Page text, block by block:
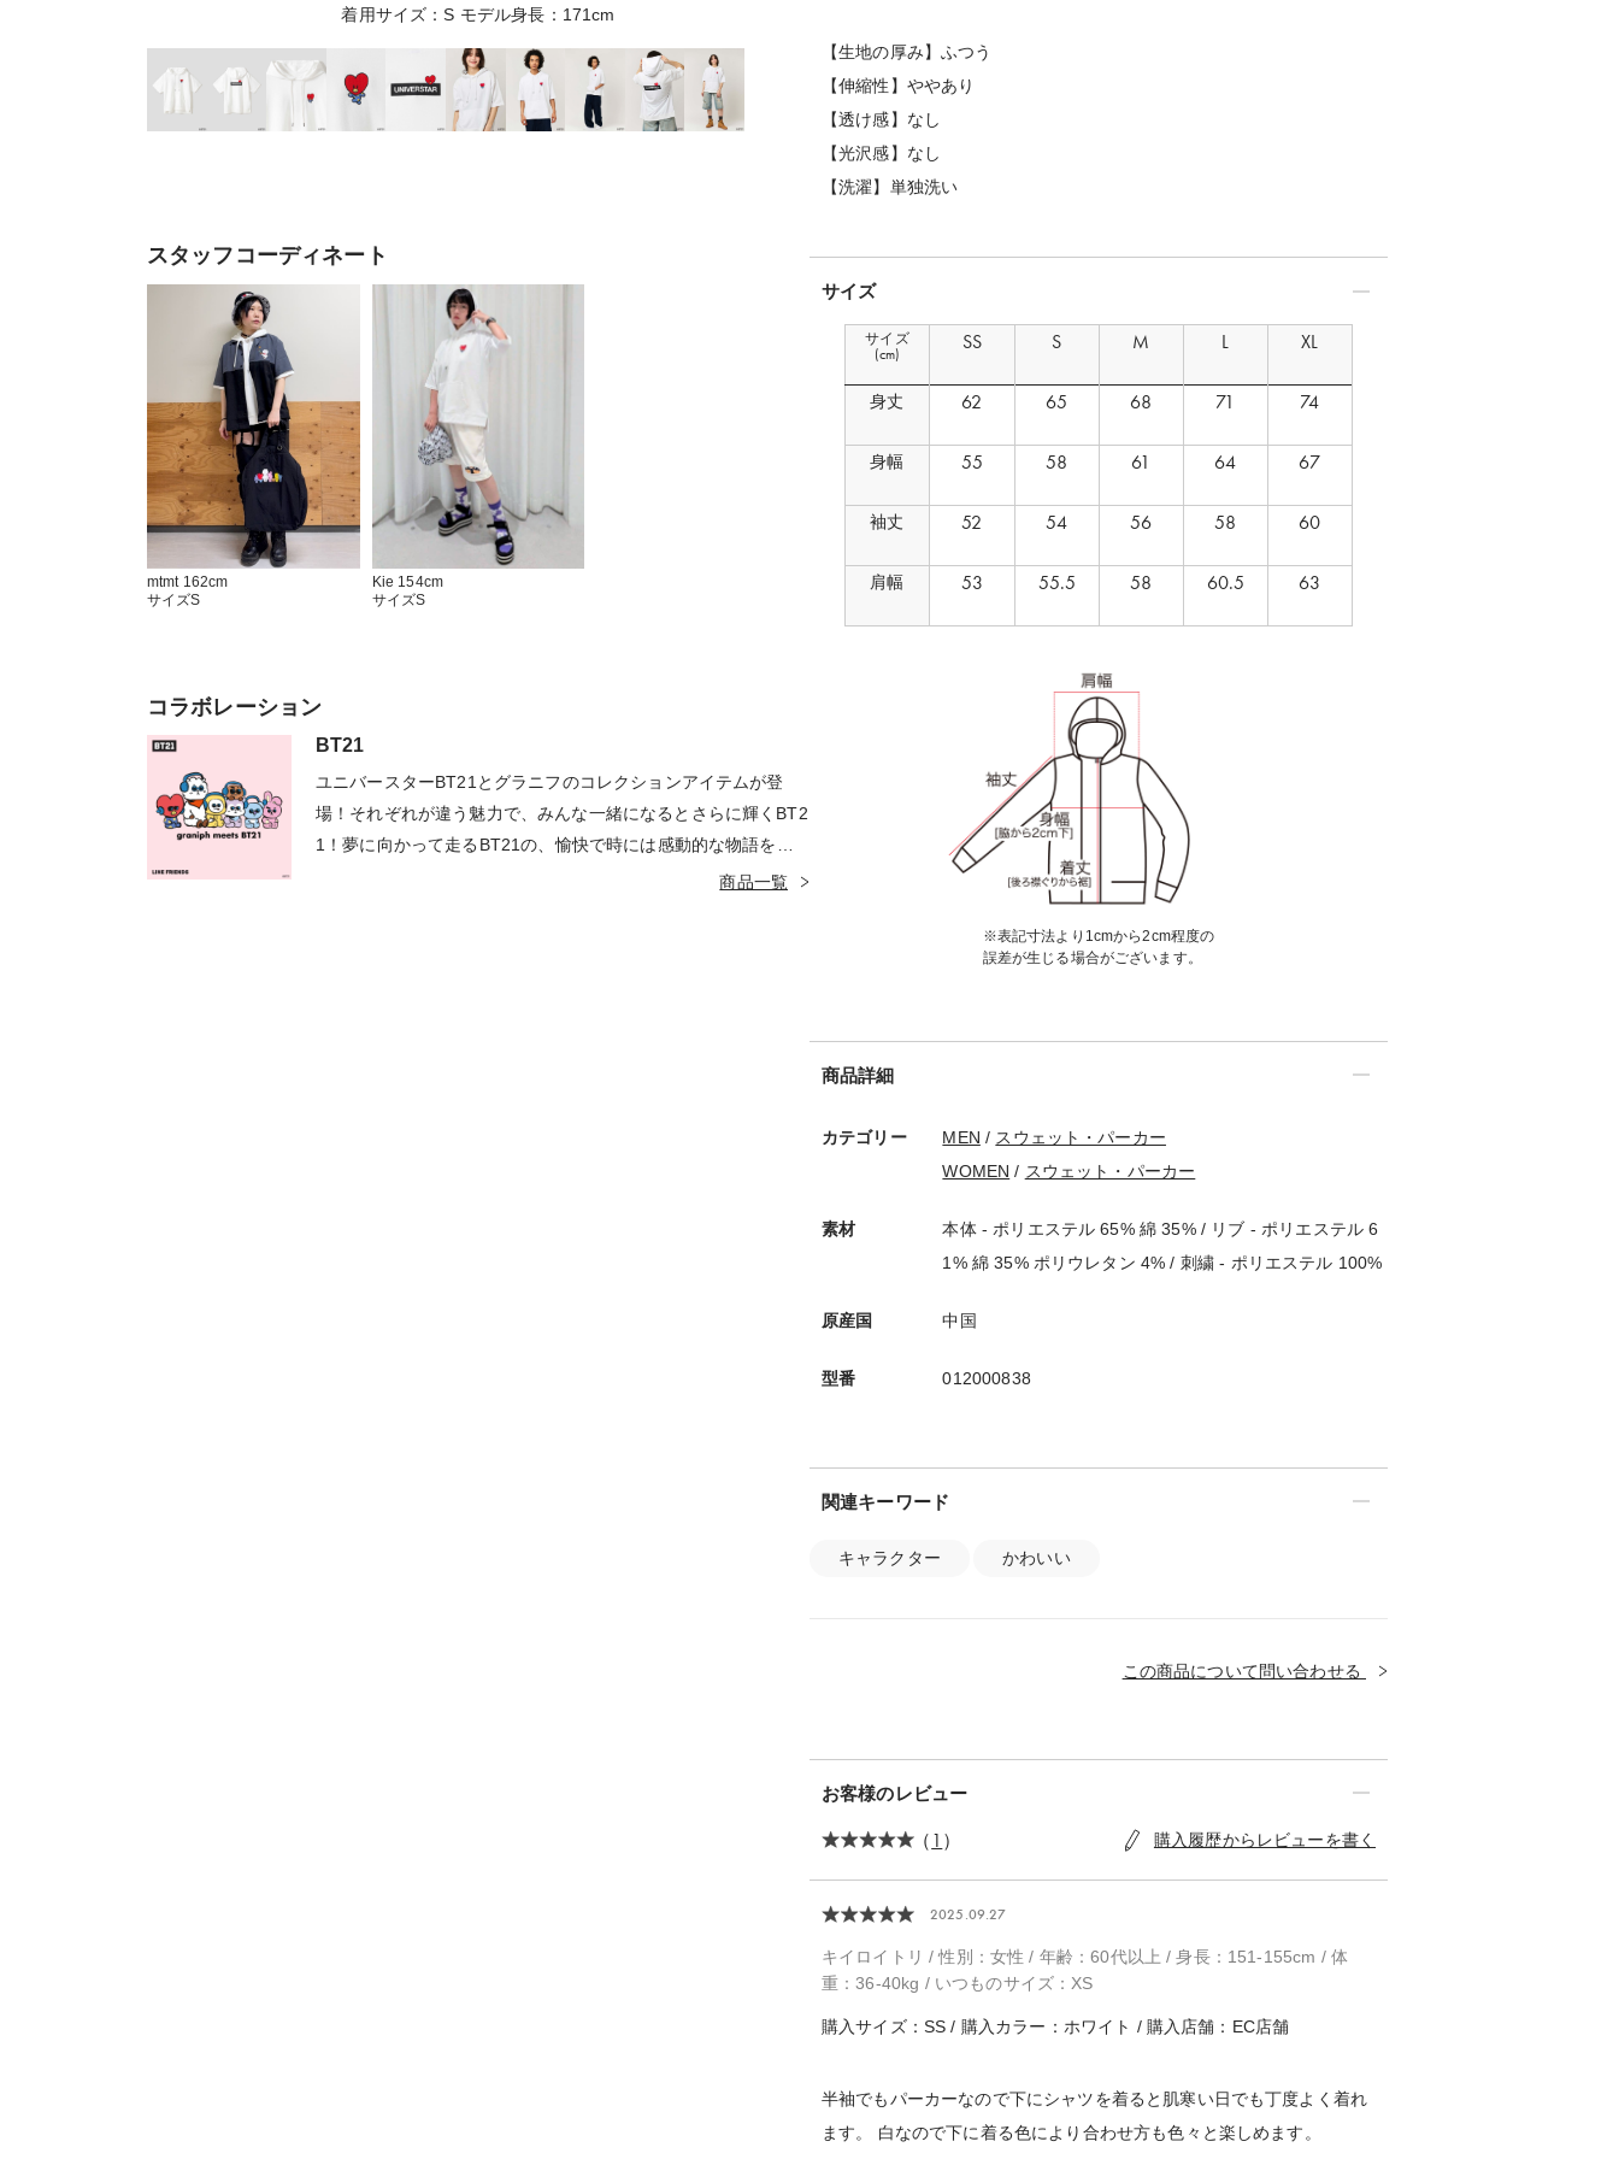
着用サイズ：S モデル身長：171cm
スタッフコーディネート
mtmt 162cm
サイズS
Kie 154cm
サイズS
コラボレーション
BT21
ユニバースターBT21とグラニフのコレクションアイテムが登
場！それぞれが違う魅力で、みんな一緒になるとさらに輝くBT2
1！夢に向かって走るBT21の、愉快で時には感動的な物語を感
商品一覧
【生地の厚み】ふつう
【伸縮性】ややあり
【透け感】なし
【光沢感】なし
【洗濯】単独洗い
サイズ
サイズ
(cm)
身丈
身幅
袖丈
肩幅
SS S M L XL
62 65 68 71 74
55 58 61 64 67
52 54 56 58 60
53 55.5 58 60.5 63
※表記寸法より1cmから2cm程度の
誤差が生じる場合がございます。
商品詳細
カテゴリー MEN / スウェット・パーカー
WOMEN / スウェット・パーカー
素材
本体 - ポリエステル 65% 綿 35% / リブ - ポリエステル 6
1% 綿 35% ポリウレタン 4% / 刺繍 - ポリエステル 100%
原産国 中国
型番 012000838
関連キーワード
キャラクター かわいい
この商品について問い合わせる
お客様のレビュー
（1 ） 購入履歴からレビューを書く
2025.09.27
キイロイトリ / 性別：女性 / 年齢：60代以上 / 身長：151-155cm / 体
重：36-40kg / いつものサイズ：XS
購入サイズ：SS / 購入カラー：ホワイト / 購入店舗：EC店舗
半袖でもパーカーなので下にシャツを着ると肌寒い日でも丁度よく着れ
ます。 白なので下に着る色により合わせ方も色々と楽しめます。